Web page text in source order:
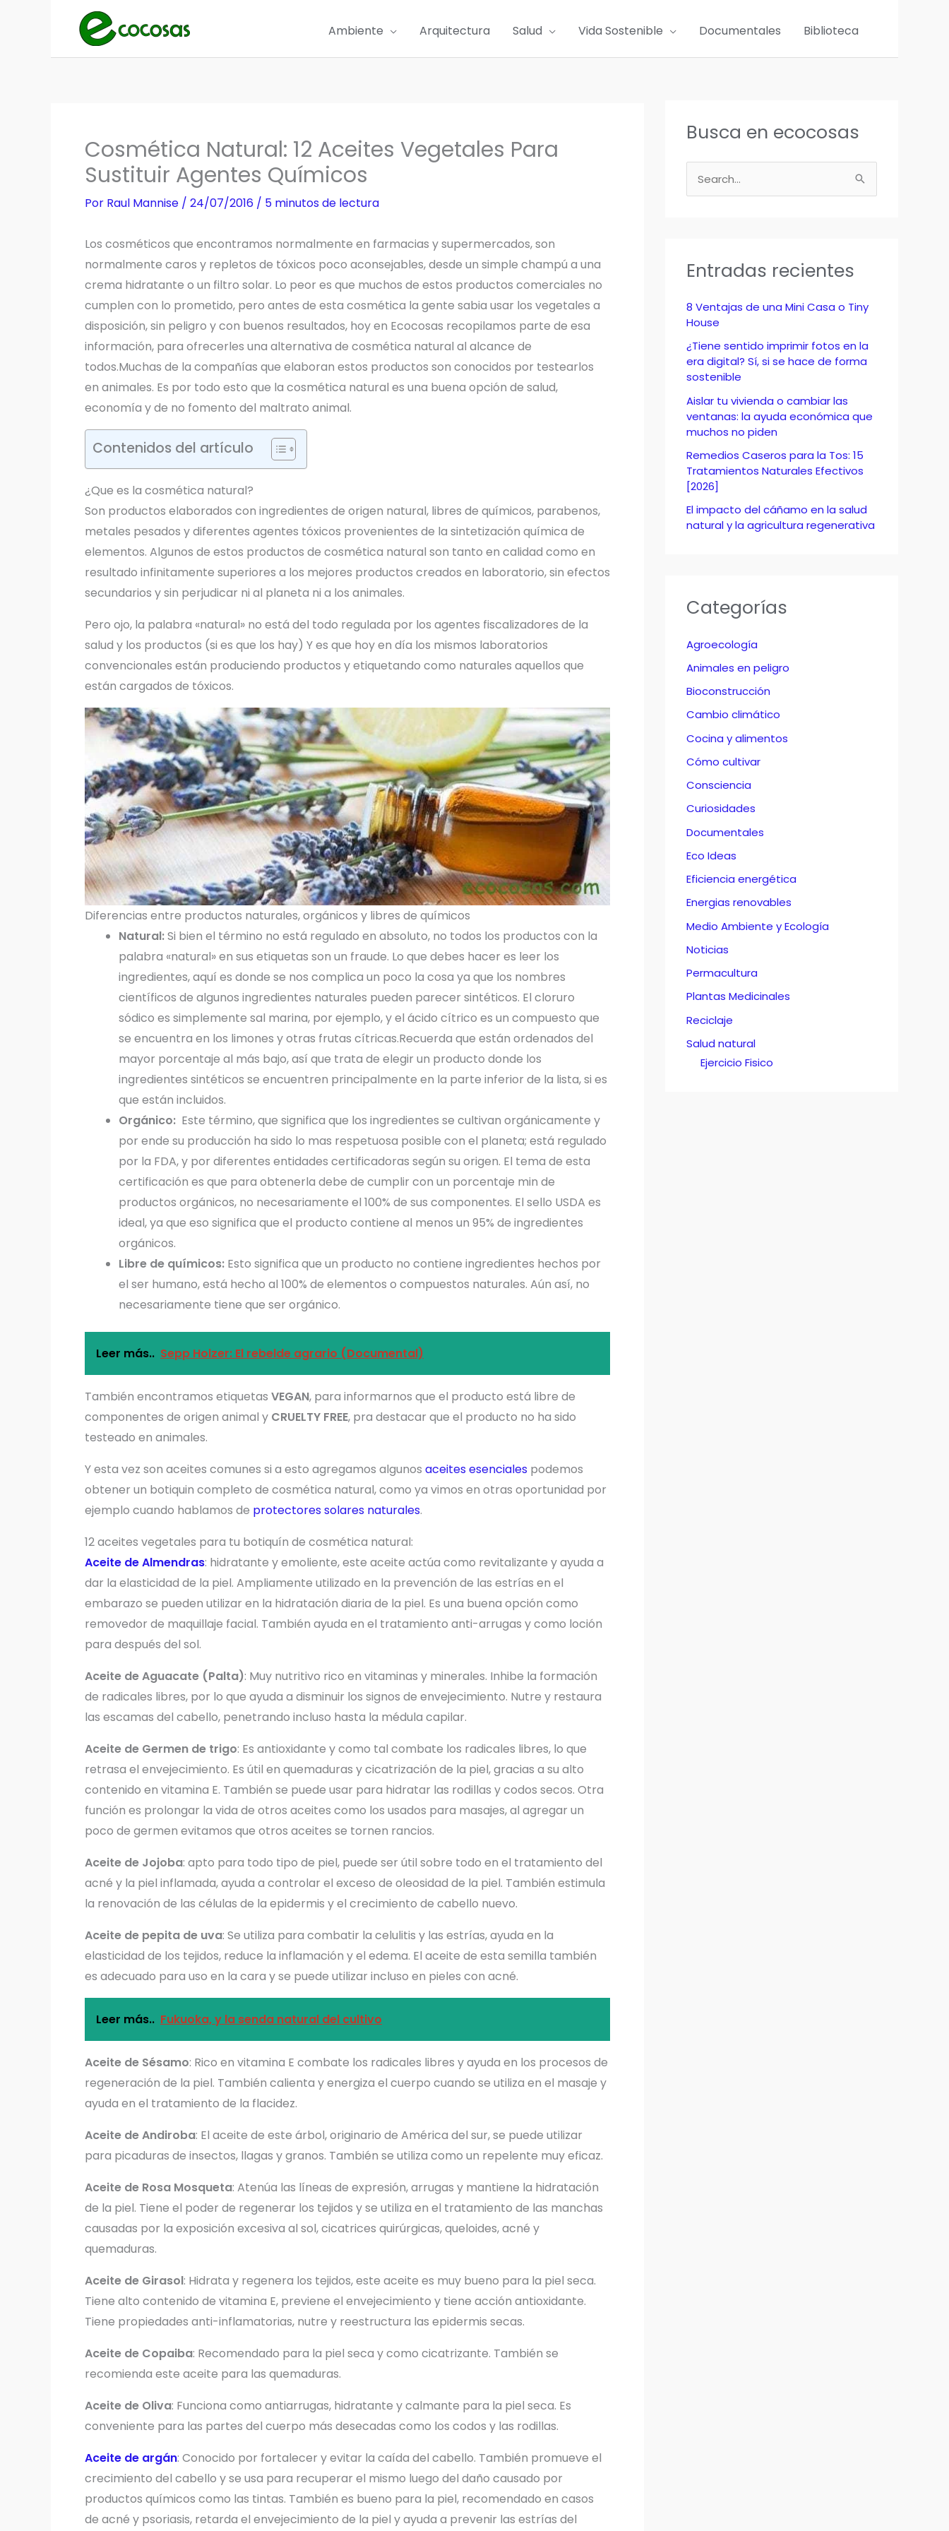
Ambiente Arquitectura Salud Vida Sostenible Documentales Biblioteca
Cosmética Natural: 12 Aceites Vegetales Para
Sustituir Agentes Químicos
Por Raul Mannise / 24/07/2016 / 5 minutos de lectura
Los cosméticos que encontramos normalmente en farmacias y supermercados, son
normalmente caros y repletos de tóxicos poco aconsejables, desde un simple champú a una
crema hidratante o un filtro solar. Lo peor es que muchos de estos productos comerciales no
cumplen con lo prometido, pero antes de esta cosmética la gente sabia usar los vegetales a
disposición, sin peligro y con buenos resultados, hoy en Ecocosas recopilamos parte de esa
información, para ofrecerles una alternativa de cosmética natural al alcance de
todos.Muchas de la compañías que elaboran estos productos son conocidos por testearlos
en animales. Es por todo esto que la cosmética natural es una buena opción de salud,
economía y de no fomento del maltrato animal.
Contenidos del artículo
¿Que es la cosmética natural?
Son productos elaborados con ingredientes de origen natural, libres de químicos, parabenos,
metales pesados y diferentes agentes tóxicos provenientes de la sintetización química de
elementos. Algunos de estos productos de cosmética natural son tanto en calidad como en
resultado infinitamente superiores a los mejores productos creados en laboratorio, sin efectos
secundarios y sin perjudicar ni al planeta ni a los animales.
Pero ojo, la palabra «natural» no está del todo regulada por los agentes fiscalizadores de la
salud y los productos (si es que los hay) Y es que hoy en día los mismos laboratorios
convencionales están produciendo productos y etiquetando como naturales aquellos que
están cargados de tóxicos.
Diferencias entre productos naturales, orgánicos y libres de químicos
Natural:Si bien el término no está regulado en absoluto, no todos los productos con la
palabra «natural» en sus etiquetas son un fraude. Lo que debes hacer es leer los
ingredientes, aquí es donde se nos complica un poco la cosa ya que los nombres
científicos de algunos ingredientes naturales pueden parecer sintéticos. El cloruro
sódico es simplemente sal marina, por ejemplo, y el ácido cítrico es un compuesto que
se encuentra en los limones y otras frutas cítricas.Recuerda que están ordenados del
mayor porcentaje al más bajo, así que trata de elegir un producto donde los
ingredientes sintéticos se encuentren principalmente en la parte inferior de la lista, si es
que están incluidos.
Orgánico: Este término, que significa que los ingredientes se cultivan orgánicamente y
por ende su producción ha sido lo mas respetuosa posible con el planeta; está regulado
por la FDA, y por diferentes entidades certificadoras según su origen. El tema de esta
certificación es que para obtenerla debe de cumplir con un porcentaje min de
productos orgánicos, no necesariamente el 100% de sus componentes. El sello USDA es
ideal, ya que eso significa que el producto contiene al menos un 95% de ingredientes
orgánicos.
Libre de químicos: Esto significa que un producto no contiene ingredientes hechos por
el ser humano, está hecho al 100% de elementos o compuestos naturales. Aún así, no
necesariamente tiene que ser orgánico.
Leer más.. Sepp Holzer: El rebelde agrario (Documental)
También encontramos etiquetas VEGAN, para informarnos que el producto está libre de
componentes de origen animal y CRUELTY FREE, pra destacar que el producto no ha sido
testeado en animales.
Y esta vez son aceites comunes si a esto agregamos algunos aceites esenciales podemos
obtener un botiquin completo de cosmética natural, como ya vimos en otras oportunidad por
ejemplo cuando hablamos de protectores solares naturales.
12 aceites vegetales para tu botiquín de cosmética natural:
Aceite de Almendras: hidratante y emoliente, este aceite actúa como revitalizante y ayuda a
dar la elasticidad de la piel. Ampliamente utilizado en la prevención de las estrías en el
embarazo se pueden utilizar en la hidratación diaria de la piel. Es una buena opción como
removedor de maquillaje facial. También ayuda en el tratamiento anti-arrugas y como loción
para después del sol.
Aceite de Aguacate (Palta): Muy nutritivo rico en vitaminas y minerales. Inhibe la formación
de radicales libres, por lo que ayuda a disminuir los signos de envejecimiento. Nutre y restaura
las escamas del cabello, penetrando incluso hasta la médula capilar.
Aceite de Germen de trigo: Es antioxidante y como tal combate los radicales libres, lo que
retrasa el envejecimiento. Es útil en quemaduras y cicatrización de la piel, gracias a su alto
contenido en vitamina E. También se puede usar para hidratar las rodillas y codos secos. Otra
función es prolongar la vida de otros aceites como los usados para masajes, al agregar un
poco de germen evitamos que otros aceites se tornen rancios.
Aceite de Jojoba: apto para todo tipo de piel, puede ser útil sobre todo en el tratamiento del
acné y la piel inflamada, ayuda a controlar el exceso de oleosidad de la piel. También estimula
la renovación de las células de la epidermis y el crecimiento de cabello nuevo.
Aceite de pepita de uva: Se utiliza para combatir la celulitis y las estrías, ayuda en la
elasticidad de los tejidos, reduce la inflamación y el edema. El aceite de esta semilla también
es adecuado para uso en la cara y se puede utilizar incluso en pieles con acné.
Leer más.. Fukuoka, y la senda natural del cultivo
Aceite de Sésamo: Rico en vitamina E combate los radicales libres y ayuda en los procesos de
regeneración de la piel. También calienta y energiza el cuerpo cuando se utiliza en el masaje y
ayuda en el tratamiento de la flacidez.
Aceite de Andiroba: El aceite de este árbol, originario de América del sur, se puede utilizar
para picaduras de insectos, llagas y granos. También se utiliza como un repelente muy eficaz.
Aceite de Rosa Mosqueta: Atenúa las líneas de expresión, arrugas y mantiene la hidratación
de la piel. Tiene el poder de regenerar los tejidos y se utiliza en el tratamiento de las manchas
causadas por la exposición excesiva al sol, cicatrices quirúrgicas, queloides, acné y
quemaduras.
Aceite de Girasol: Hidrata y regenera los tejidos, este aceite es muy bueno para la piel seca.
Tiene alto contenido de vitamina E, previene el envejecimiento y tiene acción antioxidante.
Tiene propiedades anti-inflamatorias, nutre y reestructura las epidermis secas.
Aceite de Copaiba: Recomendado para la piel seca y como cicatrizante. También se
recomienda este aceite para las quemaduras.
Aceite de Oliva: Funciona como antiarrugas, hidratante y calmante para la piel seca. Es
conveniente para las partes del cuerpo más desecadas como los codos y las rodillas.
Aceite de argán: Conocido por fortalecer y evitar la caída del cabello. También promueve el
crecimiento del cabello y se usa para recuperar el mismo luego del daño causado por
productos químicos como las tintas. También es bueno para la piel, recomendado en casos
de acné y psoriasis, retarda el envejecimiento de la piel y ayuda a prevenir las estrías del
Busca en ecocosas
u
r
o
:
Entradas recientes
8 Ventajas de una Mini Casa o Tiny
House
¿Tiene sentido imprimir fotos en la
era digital? Sí, si se hace de forma
sostenible
Aislar tu vivienda o cambiar las
ventanas: la ayuda económica que
muchos no piden
Remedios Caseros para la Tos: 15
Tratamientos Naturales Efectivos
[2026]
El impacto del cáñamo en la salud
natural y la agricultura regenerativa
Categorías
Agroecología
Animales en peligro
Bioconstrucción
Cambio climático
Cocina y alimentos
Cómo cultivar
Consciencia
Curiosidades
Documentales
Eco Ideas
Eficiencia energética
Energias renovables
Medio Ambiente y Ecología
Noticias
Permacultura
Plantas Medicinales
Reciclaje
Salud natural
Ejercicio Fisico